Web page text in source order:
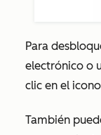
Para
electrónico o
clic en el icono
También